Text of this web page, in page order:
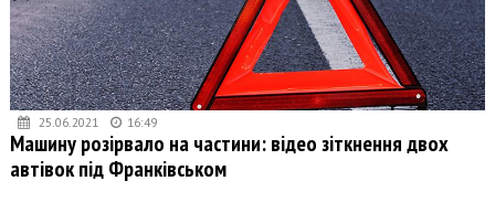
25.06.2021 16:49
Машину розірвало на частини: відео зіткнення двох
автівок під Франківськом